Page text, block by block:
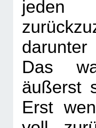
Das
äußerst
Erst